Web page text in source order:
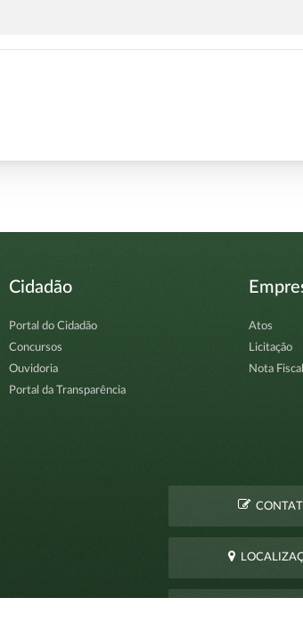
Cidadão
Portal do Cidadão
Concursos
Ouvidoria
Portal da Transparência
Atos
Licitação
Nota